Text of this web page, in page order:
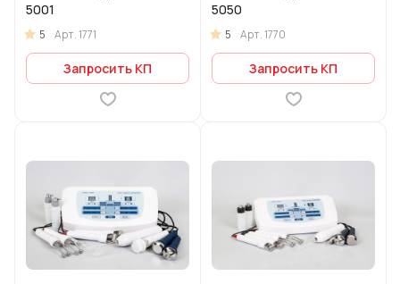
5001
5 Арт.1771
Запросить КП
5050
5 Арт.1770
Запросить КП